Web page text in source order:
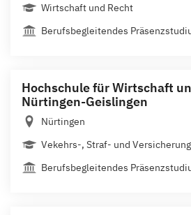
Wirtschaft und Recht
Berufsbegleitendes
Hochschule für Wirtschaft
Nürtingen-Geislingen
Nürtingen
Vekehrs-, Straf- und
Berufsbegleitendes